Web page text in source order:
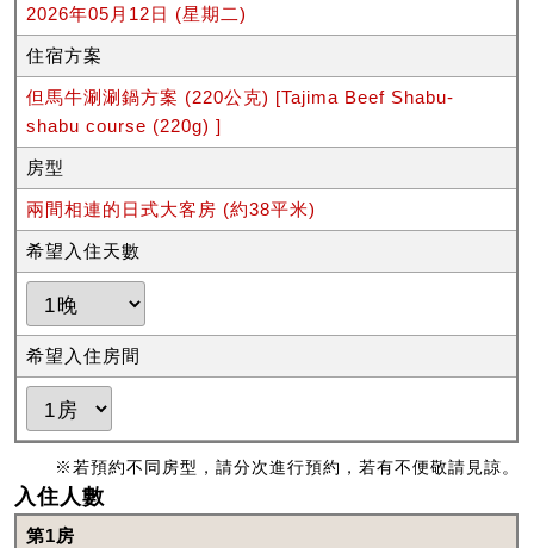
2026年05月12日 (星期二)
住宿方案
但馬牛涮涮鍋方案 (220公克) [Tajima Beef Shabu-
shabu course (220g) ]
房型
兩間相連的日式大客房 (約38平米)
希望入住天數
希望入住房間
※若預約不同房型，請分次進行預約，若有不便敬請見諒。
入住人數
第1房